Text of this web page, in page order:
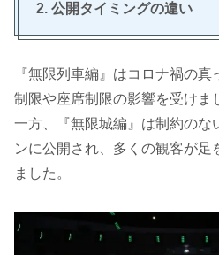
2. 公開タイミングの違い
『無限列車編』はコロナ禍の
制限や座席制限の影響を受けま
一方、『無限城編』は制約のな
ンに公開され、多くの観客が足
ました。